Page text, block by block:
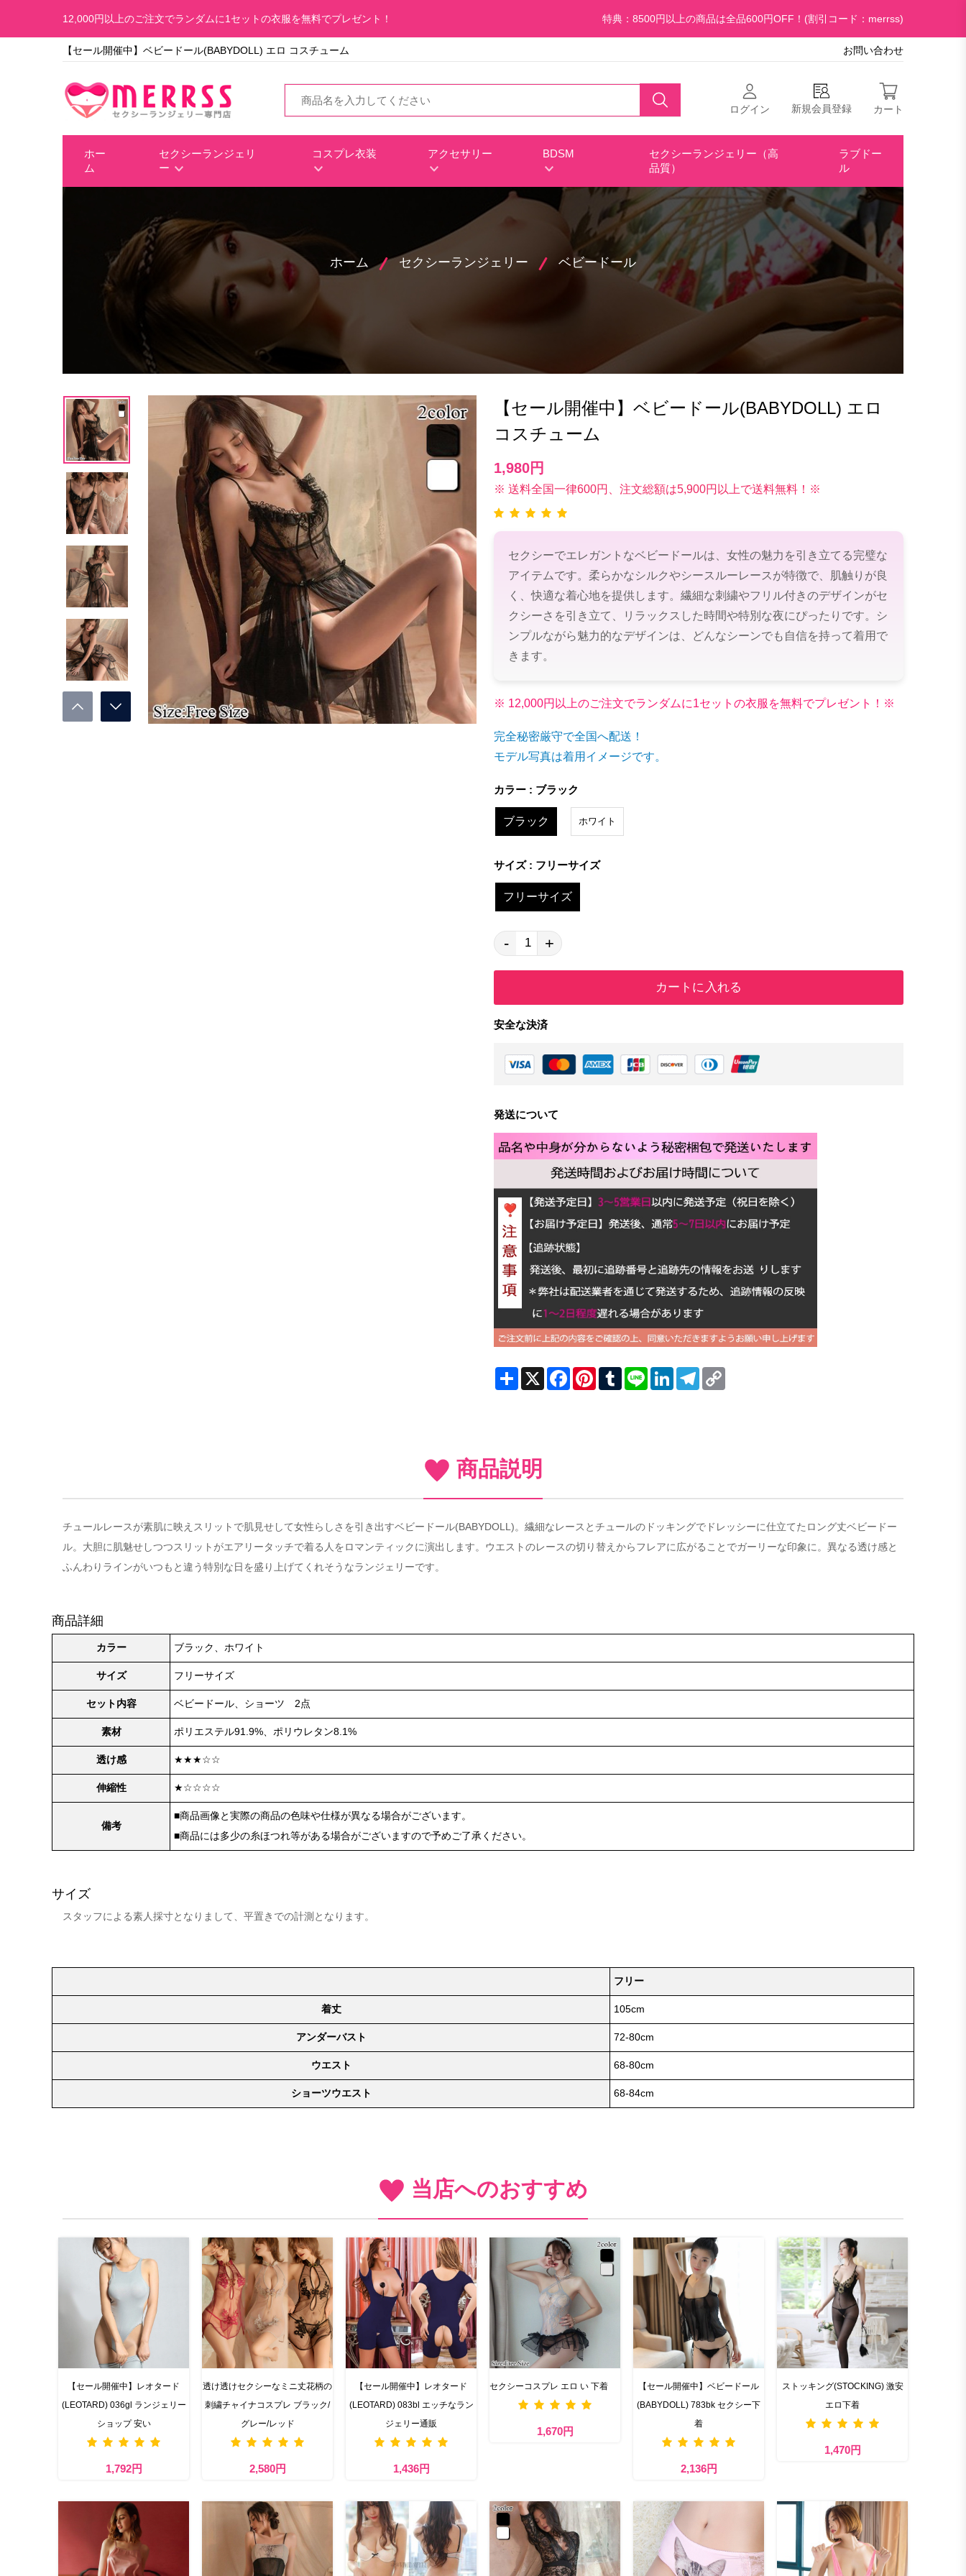
12,000円以上のご注文でランダムに1セットの衣服を無料でプレゼント！ 特典：8500円以上の商品は全品600円OFF！(割引コード：merrss)
【セール開催中】ベビードール(BABYDOLL) エロ コスチューム お問い合わせ
ログイン 新規会員登録 カート
ホー
ム
セクシーランジェリ
ー
コスプレ衣装 アクセサリー BDSM
セクシーランジェリー（高
品質）
ラブドー
ル
ホーム セクシーランジェリー ベビードール
【セール開催中】ベビードール(BABYDOLL) エロ
コスチューム
1,980円
※ 送料全国一律600円、注文総額は5,900円以上で送料無料！※
セクシーでエレガントなベビードールは、女性の魅力を引き立てる完璧な
アイテムです。柔らかなシルクやシースルーレースが特徴で、肌触りが良
く、快適な着心地を提供します。繊細な刺繍やフリル付きのデザインがセ
クシーさを引き立て、リラックスした時間や特別な夜にぴったりです。シ
ンプルながら魅力的なデザインは、どんなシーンでも自信を持って着用で
きます。
※ 12,000円以上のご注文でランダムに1セットの衣服を無料でプレゼント！※
完全秘密厳守で全国へ配送！
モデル写真は着用イメージです。
カラー : ブラック
ブラック ホワイト
サイズ : フリーサイズ
フリーサイズ
- +
カートに入れる
安全な決済
発送について
ShareX FacebookPinterestTumblrLine LinkedInTelegram
商品説明
チュールレースが素肌に映えスリットで肌見せして女性らしさを引き出すベビードール(BABYDOLL)。繊細なレースとチュールのドッキングでドレッシーに仕立てたロング丈ベビードー
ル。大胆に肌魅せしつつスリットがエアリータッチで着る人をロマンティックに演出します。ウエストのレースの切り替えからフレアに広がることでガーリーな印象に。異なる透け感と
ふんわりラインがいつもと違う特別な日を盛り上げてくれそうなランジェリーです。
商品詳細
カラー ブラック、ホワイト
サイズ フリーサイズ
セット内容 ベビードール、ショーツ 2点
素材 ポリエステル91.9%、ポリウレタン8.1%
透け感 ★★★☆☆
伸縮性 ★☆☆☆☆
備考
■商品画像と実際の商品の色味や仕様が異なる場合がございます。
■商品には多少の糸ほつれ等がある場合がございますので予めご了承ください。
サイズ
スタッフによる素人採寸となりまして、平置きでの計測となります。
フリー
着丈 105cm
アンダーバスト 72-80cm
ウエスト 68-80cm
ショーツウエスト 68-84cm
当店へのおすすめ
【セール開催中】レオタード
(LEOTARD) 036gl ランジェリー
ショップ 安い
1,792円
透け透けセクシーなミニ丈花柄の
刺繍チャイナコスプレ ブラック/
グレー/レッド
2,580円
【セール開催中】レオタード
(LEOTARD) 083bl エッチなラン
ジェリー通販
1,436円
セクシーコスプレ エロ い 下着
1,670円
【セール開催中】ベビードール
(BABYDOLL) 783bk セクシー下
着
2,136円
ストッキング(STOCKING) 激安
エロ下着
1,470円